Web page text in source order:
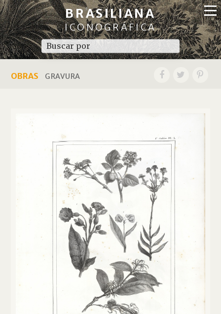
BRASILIANA
ICONOGRÁFICA
OBRAS GRAVURA